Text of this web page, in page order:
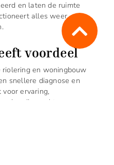
en laten de ruimte
alles weer
voordeel
en woningbouw
snellere diagnose en
voor ervaring,
die werkt.